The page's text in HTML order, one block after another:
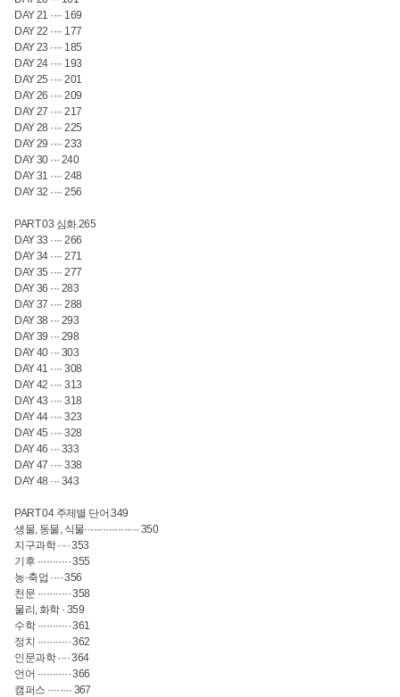
DAY 21 ···· 169
DAY 22 ···· 177
DAY 23 ···· 185
DAY 24 ···· 193
DAY 25 ···· 201
DAY 26 ···· 209
DAY 27 ···· 217
DAY 28 ···· 225
DAY 29 ···· 233
DAY 30 ··· 240
DAY 31 ···· 248
DAY 32 ···· 256
PART 03 심화.265
DAY 33 ···· 266
DAY 34 ···· 271
DAY 35 ···· 277
DAY 36 ··· 283
DAY 37 ···· 288
DAY 38 ··· 293
DAY 39 ··· 298
DAY 40 ··· 303
DAY 41 ···· 308
DAY 42 ···· 313
DAY 43 ···· 318
DAY 44 ···· 323
DAY 45 ···· 328
DAY 46 ··· 333
DAY 47 ···· 338
DAY 48 ··· 343
PART 04 주제별 단어.349
생물, 동물, 식물·················· 350
지구과학 ···· 353
기후 ··········· 355
농·축업 ···· 356
천문 ··········· 358
물리, 화학 · 359
수학 ··········· 361
정치 ··········· 362
인문과학 ···· 364
언어 ··········· 366
캠퍼스 ········ 367